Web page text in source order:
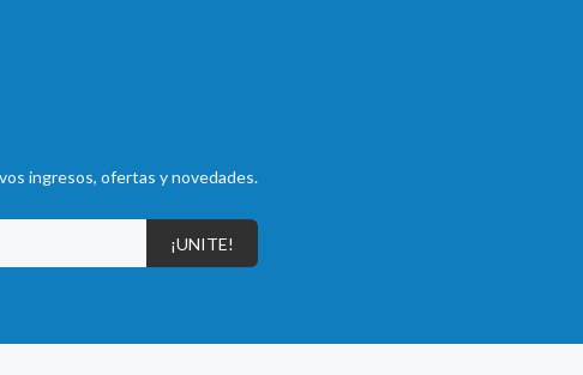
ingresos, ofertas y novedades.
¡UNITE!